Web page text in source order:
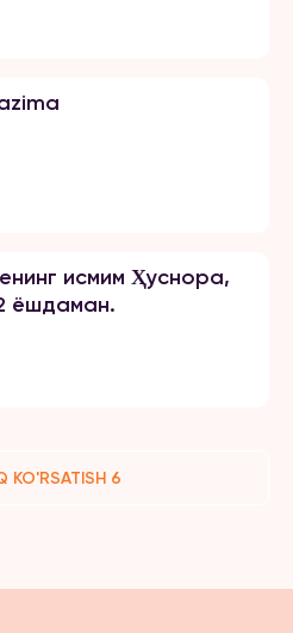
исмим Ҳуснора,
ёшдаман.
KO'RSATISH 6